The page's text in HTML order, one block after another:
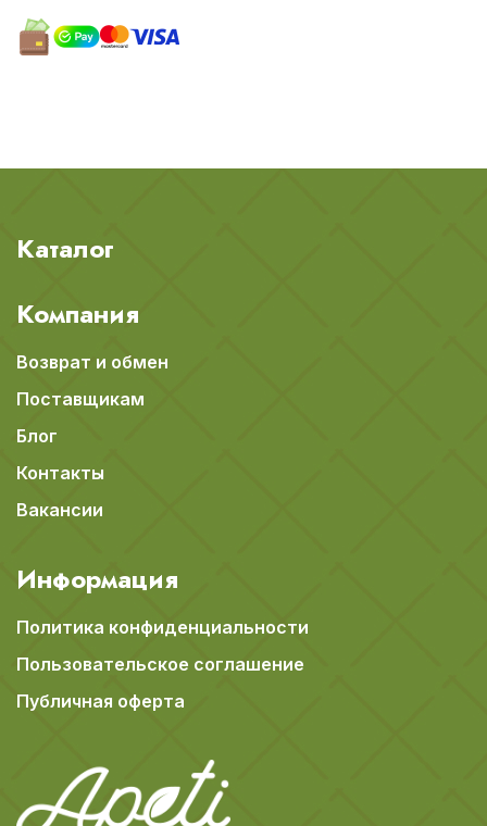
Каталог
Компания
Возврат и обмен
Поставщикам
Блог
Контакты
Вакансии
Информация
Политика конфиденциальности
Пользовательское соглашение
Публичная оферта